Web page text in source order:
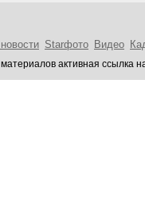
Starфото Видео
активная ссылка